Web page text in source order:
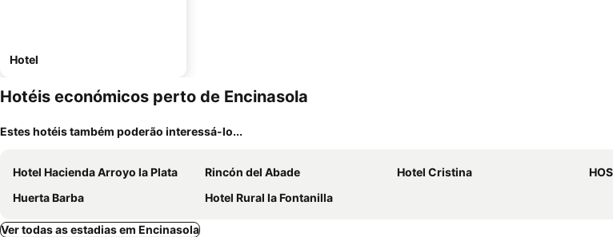
Hotel
Hotéis económicos perto de Encinasola
Estes hotéis também poderão interessá-lo...
Hotel Hacienda Arroyo la Plata Rincón del Abade Hotel Cristina
Huerta Barba
Hotel Rural la Fontanilla
Ver todas as estadias em Encinasola